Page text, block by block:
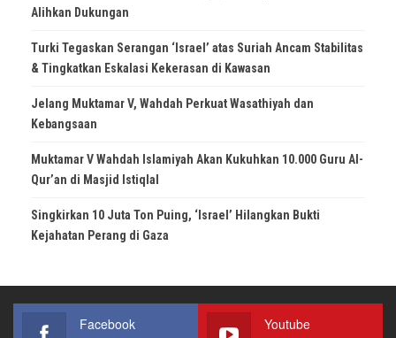
Alihkan Dukungan
Turki Tegaskan Serangan ‘Israel’ atas Suriah Ancam Stabilitas
& Tingkatkan Eskalasi Kekerasan di Kawasan
Jelang Muktamar V, Wahdah Perkuat Wasathiyah dan
Kebangsaan
Muktamar V Wahdah Islamiyah Akan Kukuhkan 10.000 Guru Al-
Qur’an di Masjid Istiqlal
Singkirkan 10 Juta Ton Puing, ‘Israel’ Hilangkan Bukti
Kejahatan Perang di Gaza
Facebook Youtube